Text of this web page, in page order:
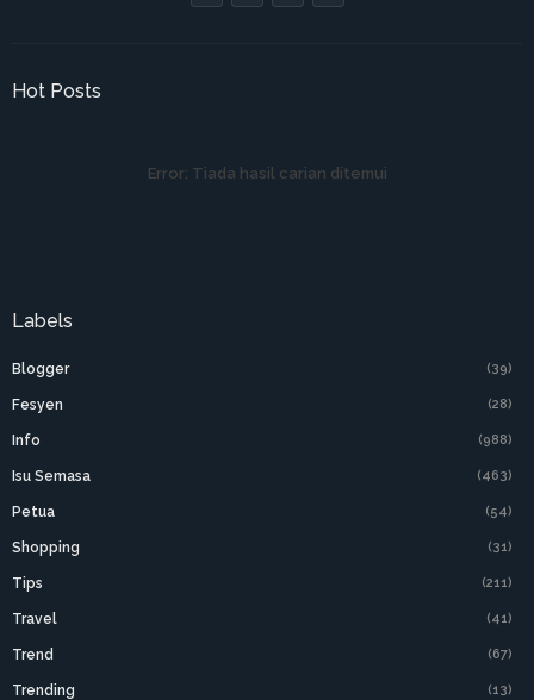
Hot Posts
Error: Tiada hasil carian ditemui
Labels
Blogger (39)
Fesyen (28)
Info (988)
Isu Semasa (463)
Petua (54)
Shopping (31)
Tips (211)
Travel (41)
Trend (67)
Trending (13)